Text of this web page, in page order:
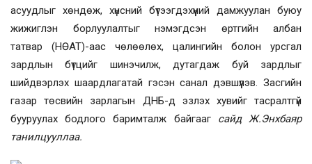
асуудлыг хөндөж, хүнсний бүтээгдэхүүний дамжуулан буюу
жижиглэн борлуулалтыг нэмэгдсэн өртгийн албан
татвар (НӨАТ)-аас чөлөөлөх, цалингийн болон урсгал
зардлын бүтцийг шинэчилж, дутагдаж буй зардлыг
шийдвэрлэх шаардлагатай гэсэн санал дэвшүүлэв. Засгийн
газар төсвийн зарлагын ДНБ-д эзлэх хувийг тасралтгүй
бууруулах бодлого баримталж байгааг сайд Ж.Энхбаяр
танилцууллаа.